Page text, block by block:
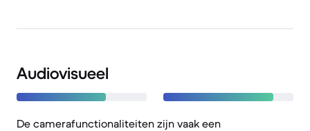
Audiovisueel
De camerafunctionaliteiten zijn vaak een